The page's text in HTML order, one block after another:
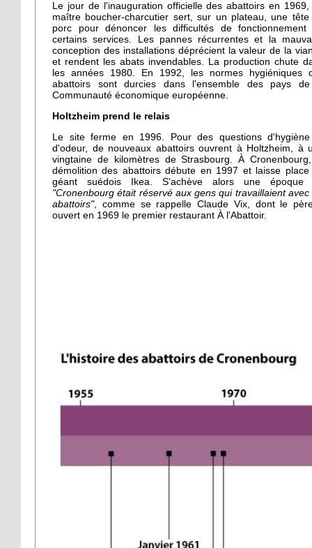
Le jour de l'inauguration officielle des abattoirs en 1969,
maître boucher-charcutier sert, sur un plateau, une tête
porc pour dénoncer les difficultés de fonctionnement
certains services. Les pannes récurrentes et la
conception des installations déprécient la valeur de la
et rendent les abats invendables. La production chute
les années 1980. En 1992, les normes hygiéniques
abattoirs sont durcies dans l'ensemble des pays
Communauté économique européenne.
Holtzheim prend le relais
Le site ferme en 1996. Pour des questions
d'odeur, de nouveaux abattoirs ouvrent à Holtzheim, à
vingtaine de kilomètres de Strasbourg. À
démolition des abattoirs débute en 1997 et laisse place
géant suédois Ikea. S'achève alors une époque
"Cronenbourg était réservé aux gens qui travaillaient avec
abattoirs", comme se rappelle Claude Vix, dont le
ouvert en 1969 le premier restaurant À l'Abattoir.